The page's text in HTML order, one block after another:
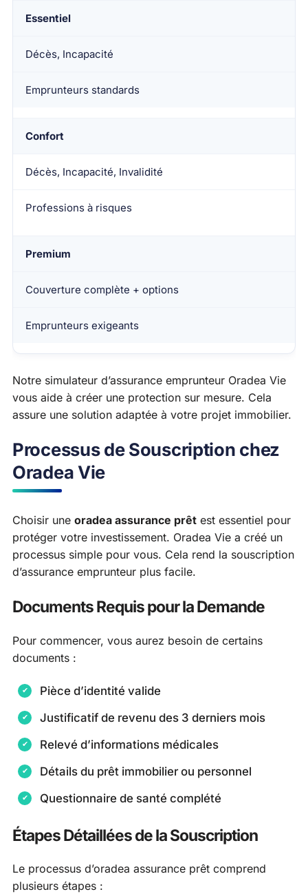
Essentiel
Décès, Incapacité
Emprunteurs standards
Confort
Décès, Incapacité, Invalidité
Professions à risques
Premium
Couverture complète + options
Emprunteurs exigeants
Notre simulateur d’assurance emprunteur Oradea Vie
vous aide à créer une protection sur mesure. Cela
assure une solution adaptée à votre projet immobilier.
Processus de Souscription chez
Oradea Vie
Choisir une oradea assurance prêt est essentiel pour
protéger votre investissement. Oradea Vie a créé un
processus simple pour vous. Cela rend la souscription
d’assurance emprunteur plus facile.
Documents Requis pour la Demande
Pour commencer, vous aurez besoin de certains
documents :
Pièce d’identité valide
Justificatif de revenu des 3 derniers mois
Relevé d’informations médicales
Détails du prêt immobilier ou personnel
Questionnaire de santé complété
Étapes Détaillées de la Souscription
Le processus d’oradea assurance prêt comprend
plusieurs étapes :